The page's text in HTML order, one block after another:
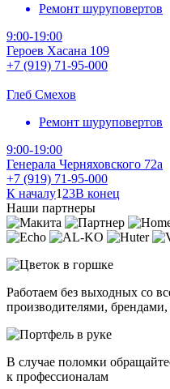
Ремонт шуруповертов
9:00-19:00
Героев Хасана 109
+7 (919) 71-95-000
Глеб Смехов
Ремонт шуруповертов
9:00-19:00
Генерала Черняховского 72а
+7 (919) 71-95-000
К началу1 23В конец
Наши партнеры
Работаем без выходных со
производителями,
В случае поломки
к профессионалам